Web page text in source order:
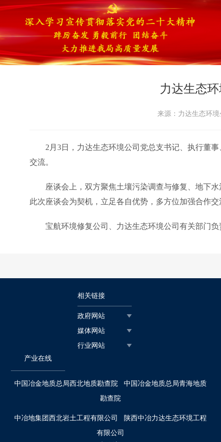
力达生态
来源：力达生态
2月3日，力达生态环境公司党总支书记、执行董
交流。
座谈会上，双方聚焦土壤污染调查与修复、地下
此次座谈会为契机，立足各自优势，多方位加强合作
宝航环境修复公司、力达生态环境公司有关部门
相关链接
政府网站
媒体网站
行业网站
产业在线
中国冶金地质总局西北地质勘查院
中国冶金地质总局青海地质
勘查院
中冶地集团西北岩土工程有限公司
陕西中冶力达生态环境工程
有限公司